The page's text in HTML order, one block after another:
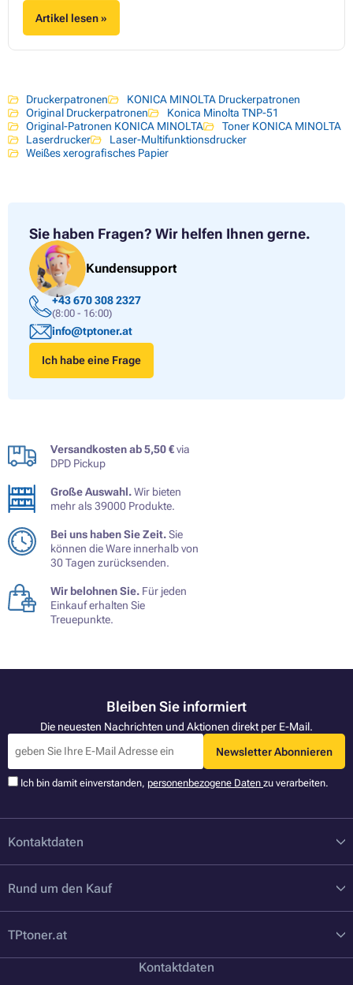
Artikel lesen »
Druckerpatronen
KONICA MINOLTA Druckerpatronen
Original Druckerpatronen
Konica Minolta TNP-51
Original-Patronen KONICA MINOLTA
Toner KONICA MINOLTA
Laserdrucker
Laser-Multifunktionsdrucker
Weißes xerografisches Papier
Sie haben Fragen? Wir helfen Ihnen gerne.
Kundensupport
+43 670 308 2327
(8:00 - 16:00)
info@tptoner.at
Ich habe eine Frage
Versandkosten ab 5,50 €via
DPD Pickup
Große Auswahl.Wir bieten
mehr als 39000 Produkte.
Bei uns haben Sie Zeit.Sie
können die Ware innerhalb von
30 Tagen zurücksenden.
Wir belohnen Sie. Für jeden
Einkauf erhalten Sie
Treuepunkte.
Bleiben Sie informiert
Die neuesten Nachrichten und Aktionen direkt per E-Mail.
Newsletter Abonnieren
Ich bin damit einverstanden, personenbezogene Daten zu verarbeiten.
Kontaktdaten
Rund um den Kauf
TPtoner.at
Kontaktdaten